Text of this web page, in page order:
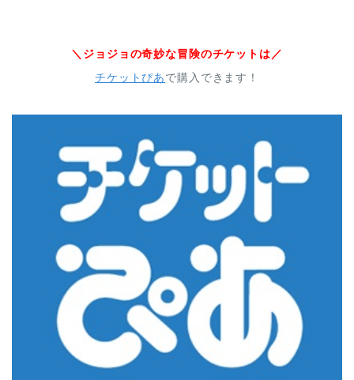
＼ジョジョの奇妙な冒険のチケットは／
チケットぴあで購入できます！